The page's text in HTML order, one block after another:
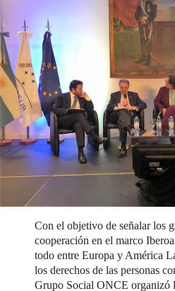
Con el objetivo de señalar los
cooperación en el marco
todo entre Europa y América
los derechos de las personas
Grupo Social ONCE organizó